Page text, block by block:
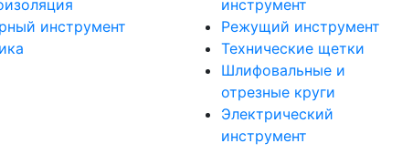
инструмент
инструмент
Режущий инструмент
Технические щетки
Шлифовальные и
отрезные круги
Электрический
инструмент